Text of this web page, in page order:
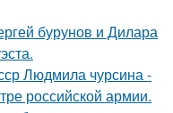
бурунов и Дилара
Людмила чурсина -
российской армии.